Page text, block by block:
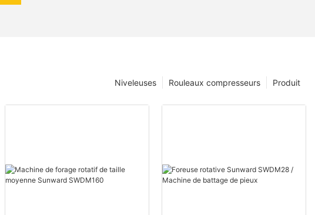
Produit
Rouleaux compresseurs
Niveleuses